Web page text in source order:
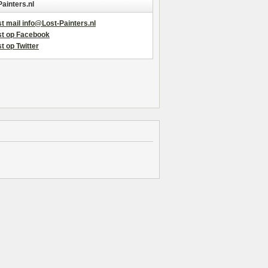
mail info@Lost-Painters.nl
op Facebook
op Twitter